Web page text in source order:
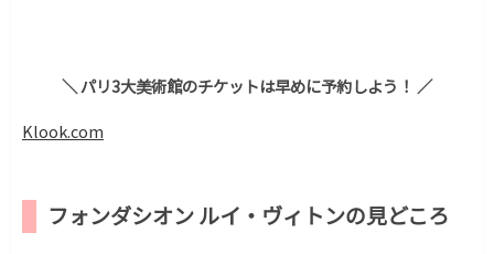
＼ パリ3大美術館のチケットは早めに予約しよう！ ／
Klook.com
フォンダシオン ルイ・ヴィトンの見どころ